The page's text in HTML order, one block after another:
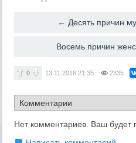
← Десять причин
Восемь причин
0 13.11.2016 21:35 2335
Нет комментариев. Ваш будет